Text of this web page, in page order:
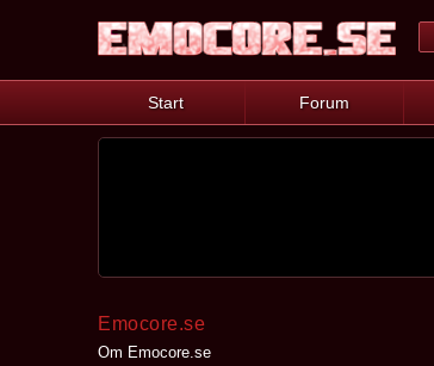
Start Forum
Emocore.se
Om Emocore.se